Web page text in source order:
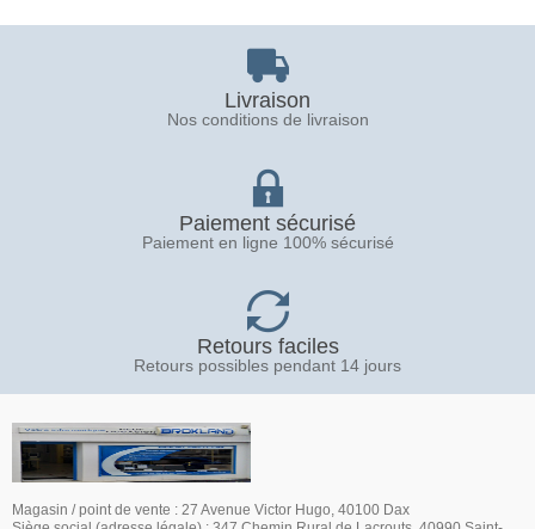
Livraison
Nos conditions de livraison
Paiement sécurisé
Paiement en ligne 100% sécurisé
Retours faciles
Retours possibles pendant 14 jours
Magasin / point de vente : 27 Avenue Victor Hugo, 40100 Dax